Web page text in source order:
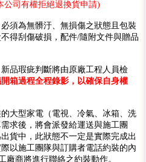
公司有權拒絕退換貨申請)
須為無髒汙、無損傷之狀態且包裝
得刮傷破損，配件/隨附文件與贈品
品瑕疵判斷將由原廠工程人員檢
箱過程全程錄影，以確保自身權
大型家電（電視、冷氣、冰箱、洗
求後，將會派發給運送與施工團
貨中，此狀態不一定是實際完成出
以施工團隊與訂購者電話約裝的內
廠商將進行聯絡之約裝動作。